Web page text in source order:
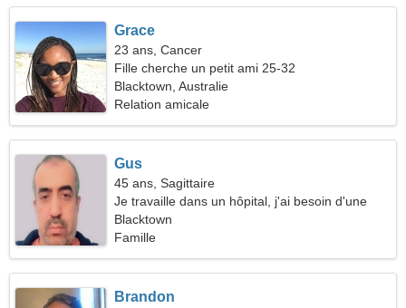
Grace
23 ans, Cancer
Fille cherche un petit ami 25-32
Blacktown, Australie
Relation amicale
Gus
45 ans, Sagittaire
Je travaille dans un hôpital, j'ai besoin d'une
gentille femme
Blacktown
Famille
Brandon